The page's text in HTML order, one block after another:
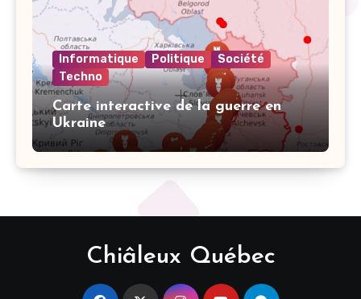
Informatique Politique
Société
Techno
Carte interactive de la guerre en
Ukraine
Chiâleux Québec